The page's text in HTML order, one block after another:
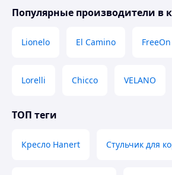
Популярные производители в
Lionelo El Camino FreeOn
Lorelli Chicco VELANO
ТОП теги
Кресло Hanert Стульчик для